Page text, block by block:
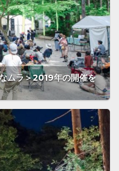
ムラ＞2019年の開催を